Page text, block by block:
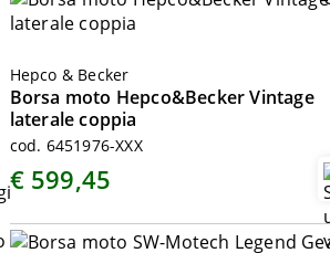
Hepco & Becker
Borsa moto Hepco&Becker Vintage
laterale coppia
cod. 6451976-XXX
€ 599,45